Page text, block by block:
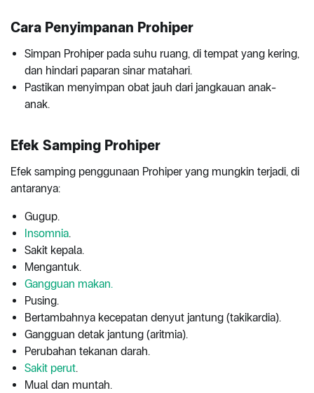
Cara Penyimpanan Prohiper
Simpan Prohiper pada suhu ruang, di tempat yang kering,
dan hindari paparan sinar matahari.
Pastikan menyimpan obat jauh dari jangkauan anak-
anak.
Efek Samping Prohiper
Efek samping penggunaan Prohiper yang mungkin terjadi, di
antaranya:
Gugup.
Insomnia.
Sakit kepala.
Mengantuk.
Gangguan makan.
Pusing.
Bertambahnya kecepatan denyut jantung (takikardia).
Gangguan detak jantung (aritmia).
Perubahan tekanan darah.
Sakit perut.
Mual dan muntah.